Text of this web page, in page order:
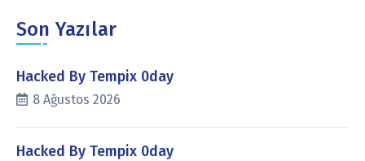
Son Yazılar
Hacked By Tempix 0day
8 Ağustos 2026
Hacked By Tempix 0day